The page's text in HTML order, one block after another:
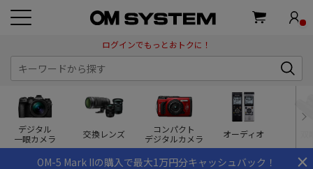
ログインでもっとおトクに！
デジタル
一眼カメラ
交換レンズ
コンパクト
デジタルカメラ
オーディオ
×
OM-5 Mark IIの購入で最大1万円分キャッシュバック！